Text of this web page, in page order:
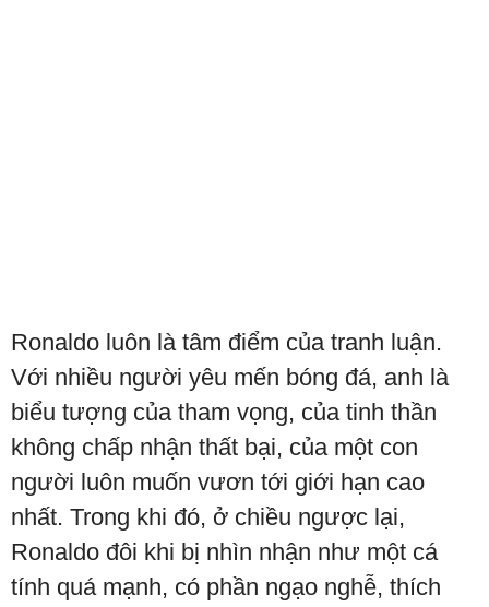
Ronaldo luôn là tâm điểm của tranh luận.
Với nhiều người yêu mến bóng đá, anh là
biểu tượng của tham vọng, của tinh thần
không chấp nhận thất bại, của một con
người luôn muốn vươn tới giới hạn cao
nhất. Trong khi đó, ở chiều ngược lại,
Ronaldo đôi khi bị nhìn nhận như một cá
tính quá mạnh, có phần ngạo nghễ, thích